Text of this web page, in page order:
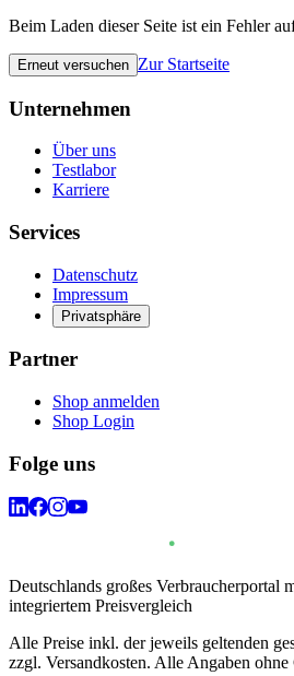
Beim Laden dieser Seite ist ein Fehler
Erneut versuchen Zur Startseite
Unternehmen
Über uns
Testlabor
Karriere
Services
Datenschutz
Impressum
Privatsphäre
Partner
Shop anmelden
Shop Login
Folge uns
Deutschlands großes Verbraucherportal
integriertem Preisvergleich
Alle Preise inkl. der jeweils geltenden
zzgl. Versandkosten. Alle Angaben ohne